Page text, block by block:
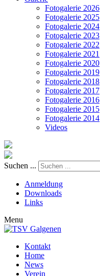
Fotogalerie 2026
Fotogalerie 2025
Fotogalerie 2024
Fotogalerie 2023
Fotogalerie 2022
Fotogalerie 2021
Fotogalerie 2020
Fotogalerie 2019
Fotogalerie 2018
Fotogalerie 2017
Fotogalerie 2016
Fotogalerie 2015
Fotogalerie 2014
Videos
Suchen ...
Anmeldung
Downloads
Links
Menu
Kontakt
Home
News
Verein